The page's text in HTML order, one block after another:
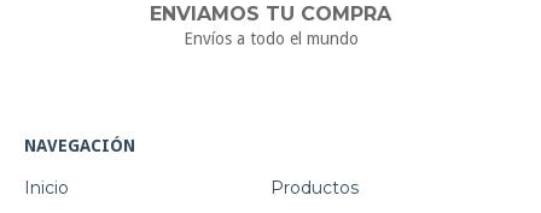
ENVIAMOS TU COMPRA
Envíos a todo el mundo
NAVEGACIÓN
Inicio Productos